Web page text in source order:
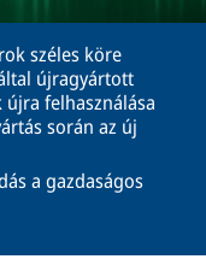
széles köre
újragyártott
felhasználása
során az új
a gazdaságos